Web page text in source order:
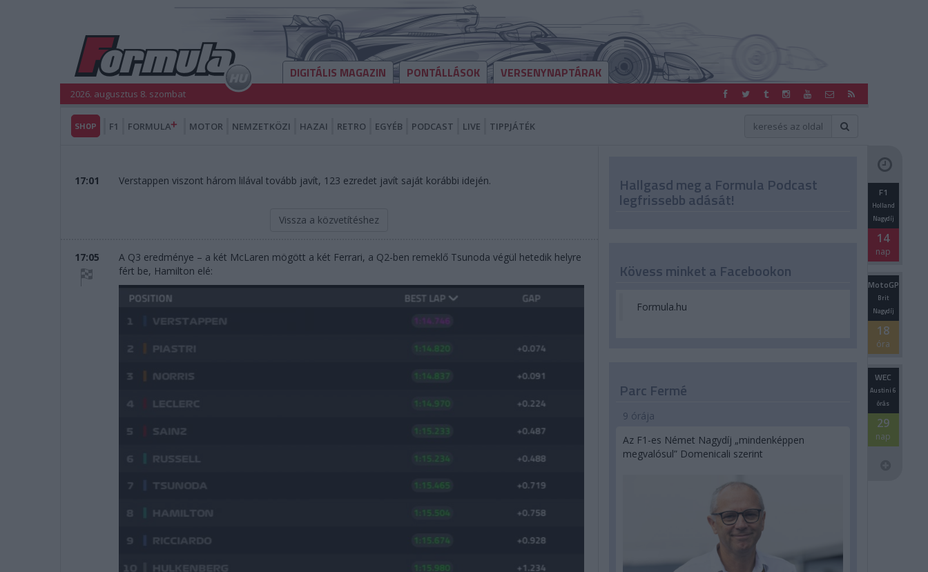
DIGITÁLIS MAGAZIN PONTÁLLÁSOK VERSENYNAPTÁRAK
2026. augusztus 8. szombat
SHOP F1 FORMULA MOTOR NEMZETKÖZI HAZAI RETRO EGYÉB PODCAST LIVE TIPPJÁTÉK
17:01 Verstappen viszont három lilával tovább javít, 123 ezredet javít saját korábbi idején.
Vissza a közvetítéshez
17:05
A Q3 eredménye – a két McLaren mögött a két Ferrari, a Q2-ben remeklő Tsunoda végül hetedik helyre
fért be, Hamilton elé:
Hallgasd meg a Formula Podcast
legfrissebb adását! F1
Holland
Nagydíj
14
nap
MotoGP
Brit
Nagydíj
18
óra
WEC
Austini 6
órás
29
nap
Kövess minket a Facebookon
Formula.hu
Parc Fermé
9 órája
Az F1-es Német Nagydíj „mindenképpen
megvalósul” Domenicali szerint